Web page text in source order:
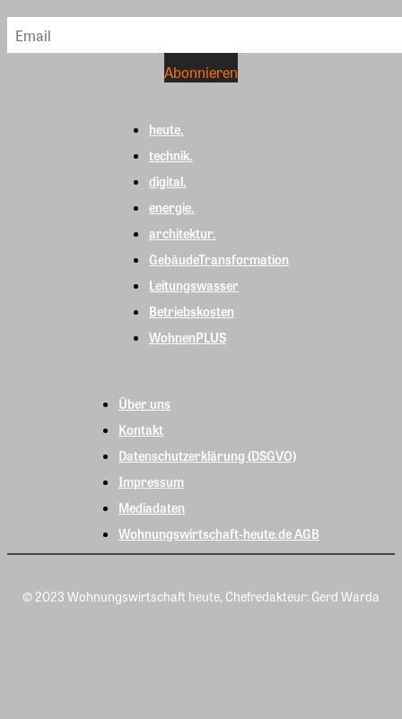
heute.
technik.
digital.
energie.
architektur.
GebäudeTransformation
Leitungswasser
Betriebskosten
WohnenPLUS
Über uns
Kontakt
Datenschutzerklärung (DSGVO)
Impressum
Mediadaten
Wohnungswirtschaft-heute.de AGB
© 2023 Wohnungswirtschaft heute, Chefredakteur: Gerd Warda